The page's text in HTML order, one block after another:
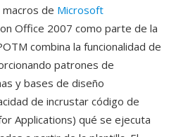
de Microsoft
Office 2007 como parte de la
combina la funcionalidad de
patrones de
y bases de diseño
de incrustar código de
Applications) qué se ejecuta